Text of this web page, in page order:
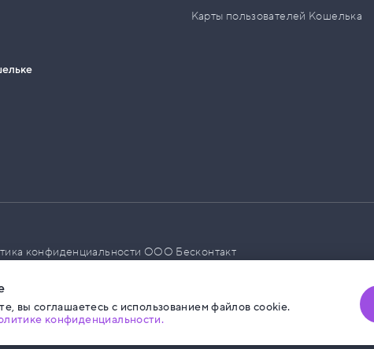
Карты пользователей Кошелька
конфиденциальности ООО Бесконтакт
вы соглашаетесь с использованием файлов cookie.
конфиденциальности.